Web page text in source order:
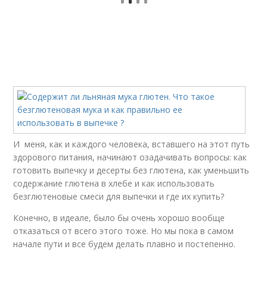
И меня, как и каждого человека, вставшего на этот путь
здорового питания, начинают озадачивать вопросы: как
готовить выпечку и десерты без глютена, как уменьшить
содержание глютена в хлебе и как использовать
безглютеновые смеси для выпечки и где их купить?
Конечно, в идеале, было бы очень хорошо вообще
отказаться от всего этого тоже. Но мы пока в самом
начале пути и все будем делать плавно и постепенно.